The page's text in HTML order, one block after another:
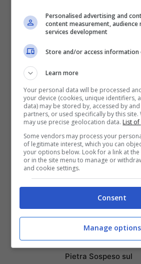
A cura di: Francesco Cini
Articoli recenti
Ricominciare da
Ecco i 10 Paesi
Trasferirsi e
Classifica
Napoli tra le Top 10
Mondiali per il
2026: Cultura, Cibo
Trasporti Efficiente la
Italiana
Puentedey: Il Borgo
Pietra Sospeso sul
Personalised advertising and
content measurement, audience
services development
Store and/or access information
Learn more
Your personal data will be processed
your device (cookies, unique identifiers,
data) may be stored by, accessed by
partners, or used specifically by this
may use precise geolocation data. List
Some vendors may process your
of legitimate interest, which you can
your options below. Look for a link at
or in the site menu to manage or
and cookie settings.
Consent
Manage options